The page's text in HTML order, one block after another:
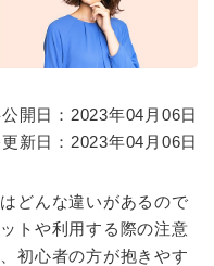
開日：2023年04月06日
新日：2023年04月06日
どんな違いがあるので
トや利用する際の注意
初心者の方が抱きやす